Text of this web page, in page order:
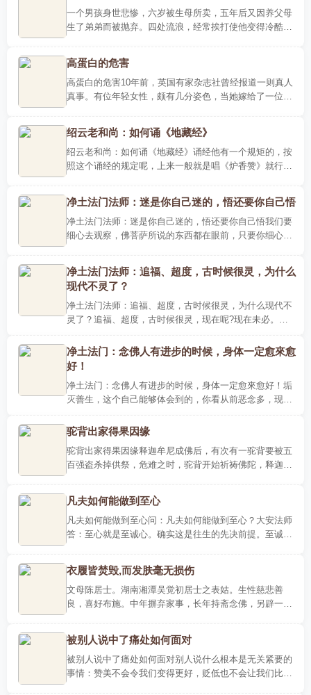
一个男孩身世悲惨，六岁被生母所卖，五年后又因养父母
生了弟弟而被抛弃。四处流浪，经常挨打使他变得冷酷无
求得短暂快..
高蛋白的危害
高蛋白的危害10年前，英国有家杂志社曾经报道一则真人
真事。有位年轻女性，颇有几分姿色，当她嫁给了一位有
绍云老和尚：如何诵《地藏经》
绍云老和尚：如何诵《地藏经》诵经他有一个规矩的，按
照这个诵经的规定呢，上来一般就是唱《炉香赞》就行
经，就无上甚深..
净土法门法师：迷是你自己迷的，悟还要你自己悟
净土法门法师：迷是你自己迷的，悟还要你自己悟我们要
细心去观察，佛菩萨所说的东西都在眼前，只要你细心观
有智慧、..
净土法门法师：追福、超度，古时候很灵，为什么
现代不灵了？
净土法门法师：追福、超度，古时候很灵，为什么现代不
灵了？追福、超度，古时候很灵，现在呢?现在未必。为
不是为了要钱..
净土法门：念佛人有进步的时候，身体一定愈來愈
好！
净土法门：念佛人有进步的时候，身体一定愈來愈好！垢
灭善生，这个自己能够体会到的，你看从前恶念多，现在
的染污、..
驼背出家得果因缘
驼背出家得果因缘释迦牟尼成佛后，有次有一驼背要被五
百强盗杀掉供祭，危难之时，驼背开始祈祷佛陀，释迦牟
凡夫如何能做到至心
凡夫如何能做到至心问：凡夫如何能做到至心？大安法师
答：至心就是至诚心。确实这是往生的先决前提。至诚
平、功夫问题，..
衣履皆焚毁,而发肤毫无损伤
文母陈居士。湖南湘潭吴觉初居士之表姑。生性慈悲善
良，喜好布施。中年摒弃家事，长年持斋念佛，另辟一间
被别人说中了痛处如何面对
被别人说中了痛处如何面对别人说什么根本是无关紧要的
事情：赞美不会令我们变得更好，贬低也不会让我们比实